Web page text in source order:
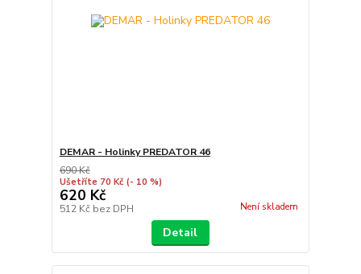
DEMAR - Holinky PREDATOR 46
690 Kč
Ušetříte 70 Kč (- 10 %)
620 Kč
512 Kč bez DPH Není skladem
Detail